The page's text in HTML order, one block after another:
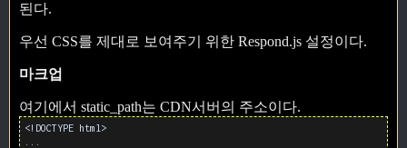
된다.
우선 CSS를 제대로 보여주기 위한 Respond.js 설정이다.
마크업
여기에서 static_path는 CDN서버의 주소이다.
<!DOCTYPE html>